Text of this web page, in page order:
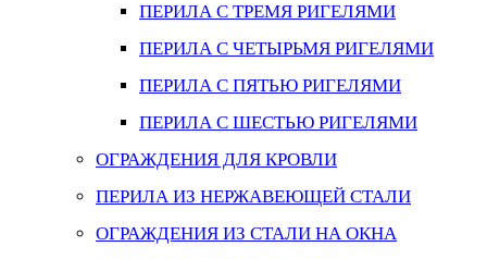
ПЕРИЛА С ТРЕМЯ РИГЕЛЯМИ
ПЕРИЛА С ЧЕТЫРЬМЯ РИГЕЛЯМИ
ПЕРИЛА С ПЯТЬЮ РИГЕЛЯМИ
ПЕРИЛА С ШЕСТЬЮ РИГЕЛЯМИ
ОГРАЖДЕНИЯ ДЛЯ КРОВЛИ
ПЕРИЛА ИЗ НЕРЖАВЕЮЩЕЙ СТАЛИ
ОГРАЖДЕНИЯ ИЗ СТАЛИ НА ОКНА